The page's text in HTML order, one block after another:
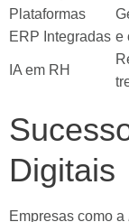
Plataformas
ERP Integradas e
IA em RH
Digitais
Empresas como a